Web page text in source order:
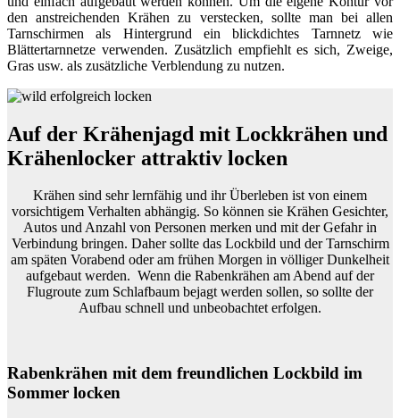
den anstreichenden Krähen zu verstecken, sollte man bei allen
Tarnschirmen als Hintergrund ein blickdichtes Tarnnetz wie
Blättertarnnetze verwenden. Zusätzlich empfiehlt es sich, Zweige,
Gras usw. als zusätzliche Verblendung zu nutzen.
Auf der Krähenjagd mit Lockkrähen und
Krähenlocker attraktiv locken
Krähen sind sehr lernfähig und ihr Überleben ist von einem
vorsichtigem Verhalten abhängig. So können sie Krähen Gesichter,
Autos und Anzahl von Personen merken und mit der Gefahr in
Verbindung bringen. Daher sollte das Lockbild und der Tarnschirm
am späten Vorabend oder am frühen Morgen in völliger Dunkelheit
aufgebaut werden. Wenn die Rabenkrähen am Abend auf der
Flugroute zum Schlafbaum bejagt werden sollen, so sollte der
Aufbau schnell und unbeobachtet erfolgen.
Rabenkrähen mit dem freundlichen Lockbild im
Sommer locken